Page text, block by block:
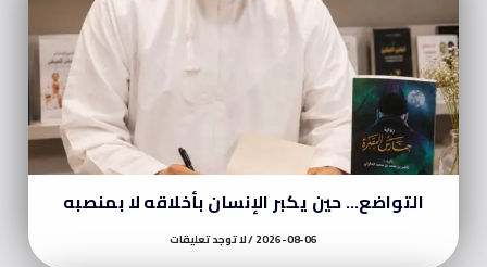
التواضع… حين يكبر الإنسان بأخلاقه لا بمنصبه
2026-08-06 لا توجد تعليقات